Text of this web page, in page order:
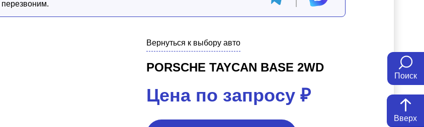
Поиск
Вверх
Вернуться к выбору авто
PORSCHE TAYCAN BASE 2WD
Цена по запросу ₽